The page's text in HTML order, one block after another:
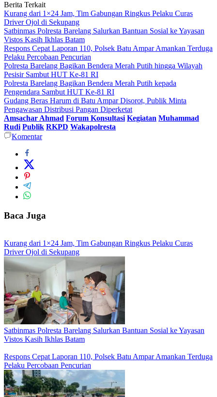
Berita Terkait
Kurang dari 1×24 Jam, Tim Gabungan Ringkus Pelaku Curas
Driver Ojol di Sekupang
Satbinmas Polresta Barelang Salurkan Bantuan Sosial ke Yayasan
Vistos Kasih Ikhlas Batam
Respons Cepat Laporan 110, Polsek Batu Ampar Amankan Terduga
Pelaku Percobaan Pencurian
Polresta Barelang Bagikan Bendera Merah Putih hingga Wilayah
Pesisir Sambut HUT Ke-81 RI
Polresta Barelang Bagikan Bendera Merah Putih kepada
Pengendara Sambut HUT Ke-81 RI
Gudang Beras Harum di Batu Ampar Disorot, Publik Minta
Pengawasan Distribusi Pangan Diperketat
Amsachar Ahmad Forum Konsultasi Kegiatan Muhammad
Rudi Publik RKPD Wakapolresta
Komentar
Baca Juga
Kurang dari 1×24 Jam, Tim Gabungan Ringkus Pelaku Curas
Driver Ojol di Sekupang
Satbinmas Polresta Barelang Salurkan Bantuan Sosial ke Yayasan
Vistos Kasih Ikhlas Batam
Respons Cepat Laporan 110, Polsek Batu Ampar Amankan Terduga
Pelaku Percobaan Pencurian